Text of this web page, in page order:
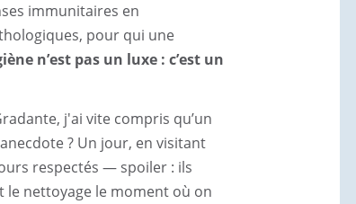
immunitaires en
pour qui une
n’est pas un luxe : c’est un
j'ai vite compris qu’un
? Un jour, en visitant
respectés — spoiler : ils
le nettoyage le moment où on